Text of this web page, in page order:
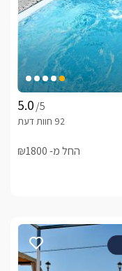
/5
החל מ- ₪1800